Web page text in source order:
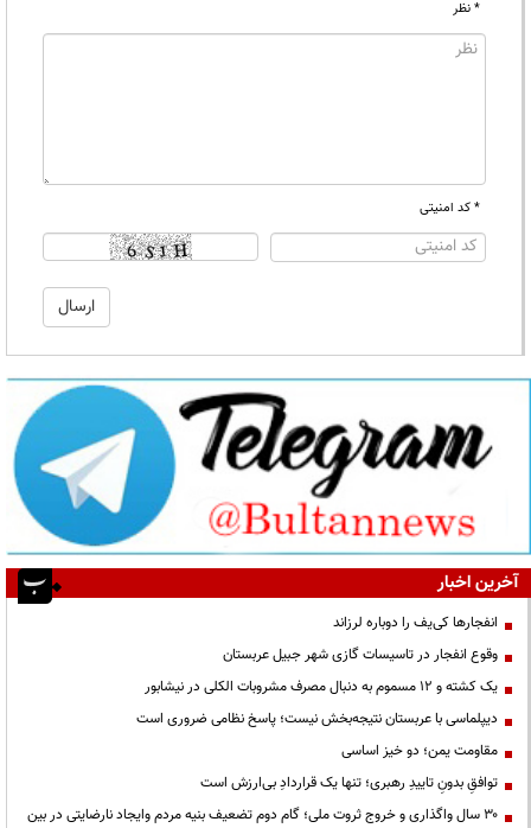
* نظر
* کد امنیتی
آخرین اخبار
انفجارها کی‌یف را دوباره لرزاند
وقوع انفجار در تاسیسات گازی شهر جبیل عربستان
یک کشته و ۱۲ مسموم به دنبال مصرف مشروبات الکلی در نیشابور
دیپلماسی با عربستان نتیجه‌بخش نیست؛ پاسخ نظامی ضروری است
مقاومت یمن؛ دو خیز اساسی
توافقِ بدونِ تاییدِ رهبری؛ تنها یک قراردادِ بی‌ارزش است
۳۰ سال واگذاری و خروج ثروت ملی؛ گام دوم تضعیف بنیه مردم وایجاد نارضایتی در بین